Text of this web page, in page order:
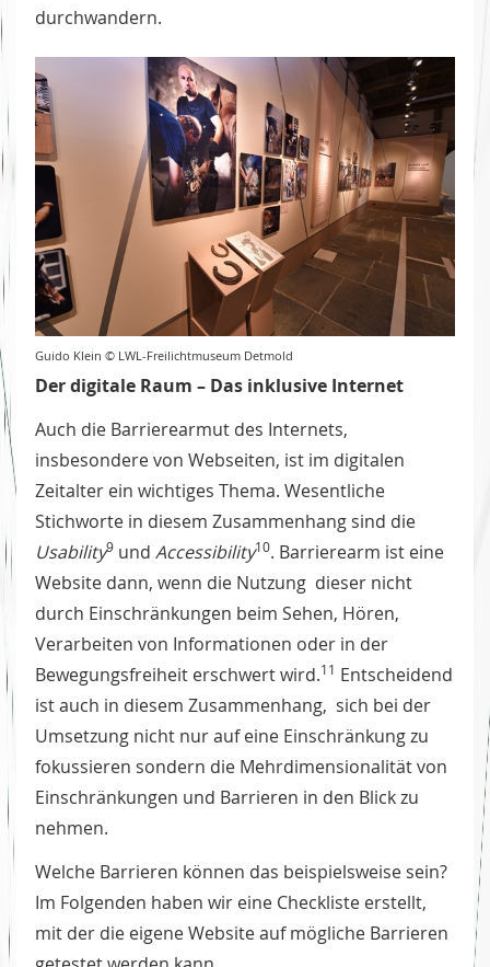
durchwandern.
Guido Klein © LWL-Freilichtmuseum Detmold
Der digitale Raum – Das inklusive Internet
Auch die Barrierearmut des Internets,
insbesondere von Webseiten, ist im digitalen
Zeitalter ein wichtiges Thema. Wesentliche
Stichworte in diesem Zusammenhang sind die
Usability9 und Accessibility10. Barrierearm ist eine
Website dann, wenn die Nutzung dieser nicht
durch Einschränkungen beim Sehen, Hören,
Verarbeiten von Informationen oder in der
Bewegungsfreiheit erschwert wird.11 Entscheidend
ist auch in diesem Zusammenhang, sich bei der
Umsetzung nicht nur auf eine Einschränkung zu
fokussieren sondern die Mehrdimensionalität von
Einschränkungen und Barrieren in den Blick zu
nehmen.
Welche Barrieren können das beispielsweise sein?
Im Folgenden haben wir eine Checkliste erstellt,
mit der die eigene Website auf mögliche Barrieren